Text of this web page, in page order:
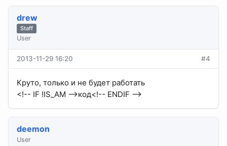
drew
Staff
User
2013-11-29 16:20 #4
Круто, только и не будет работать
<!-- IF !IS_AM -->код<!-- ENDIF -->
deemon
User